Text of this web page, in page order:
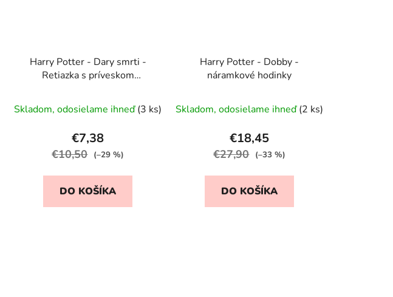
Harry Potter - Dary smrti -
Retiazka s príveskom
hodnotenie
produktu
je
5
Skladom, odosielame ihneď(3 ks)
€7,38
€10,50 (–29 %)
DO KOŠÍKA
Harry Potter - Dobby -
náramkové hodinky
Skladom, odosielame ihneď(2 ks)
€18,45
€27,90 (–33 %)
DO KOŠÍKA